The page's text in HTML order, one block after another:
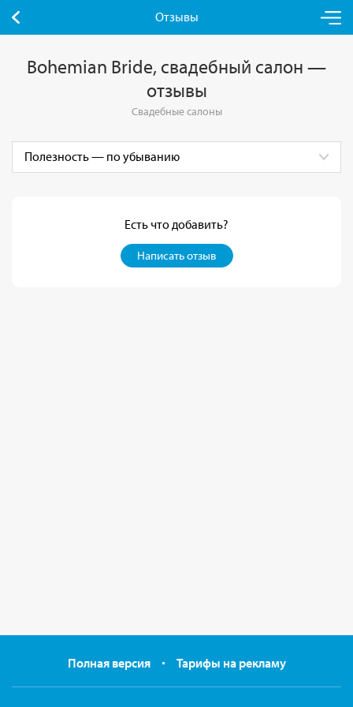
Отзывы
Bohemian Bride, свадебный салон —
отзывы
Свадебные салоны
Есть что добавить?
Написать отзыв
Полная версия Тарифы на рекламу